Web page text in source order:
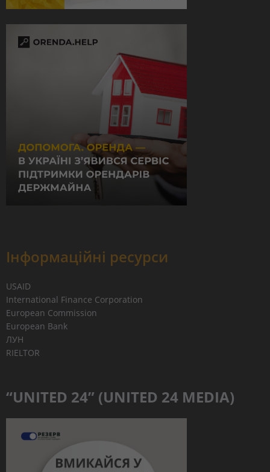
Інформаційні ресурси
USAID
International Finance Corporation
European Commission
European Bank
ЛУН
RIELTOR
“UNITED 24” (UNITED 24 MEDIA)